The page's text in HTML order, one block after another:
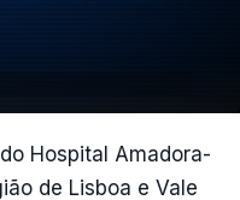
Hospital Amadora-
de Lisboa e Vale